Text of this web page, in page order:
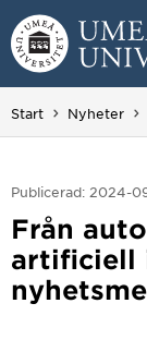
Hoppa direkt
Huvudmenyn
Start Nyheter
Publicerad: 2024-
Från
artificiell